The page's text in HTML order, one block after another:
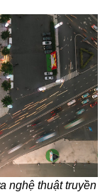
nghệ thuật truyền